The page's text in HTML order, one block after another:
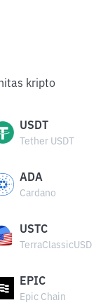
kripto
USDT
Tether USDT
ADA
Cardano
USTC
TerraClassicUSD
EPIC
Epic Chain